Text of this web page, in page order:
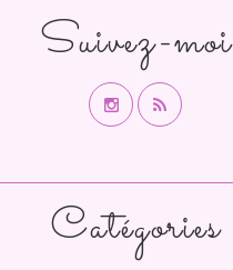
Catégories
Suivez-moi